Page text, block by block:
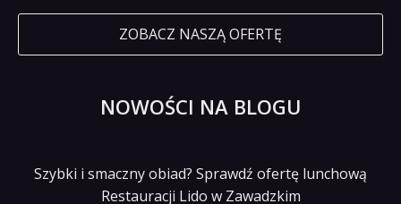
ZOBACZ NASZĄ OFERTĘ
NOWOŚCI NA BLOGU
Szybki i smaczny obiad? Sprawdź ofertę lunchową
Restauracji Lido w Zawadzkim